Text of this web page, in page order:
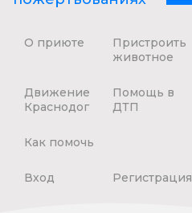
О приюте
Пристроить
животное
Движение
Краснодог
Помощь в
ДТП
Как помочь
Вход Регистрация